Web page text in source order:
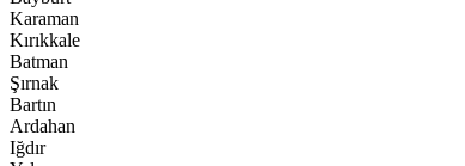
Karaman
Kırıkkale
Batman
Şırnak
Bartın
Ardahan
Iğdır